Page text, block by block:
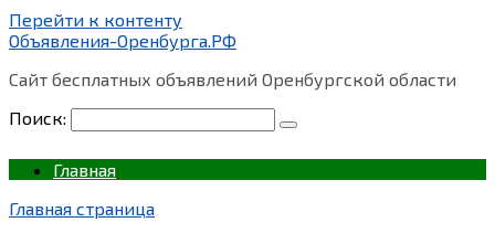
Перейти к контенту
Объявления-Оренбурга.РФ
Сайт бесплатных объявлений Оренбургской области
Поиск:
Главная
Главная страница